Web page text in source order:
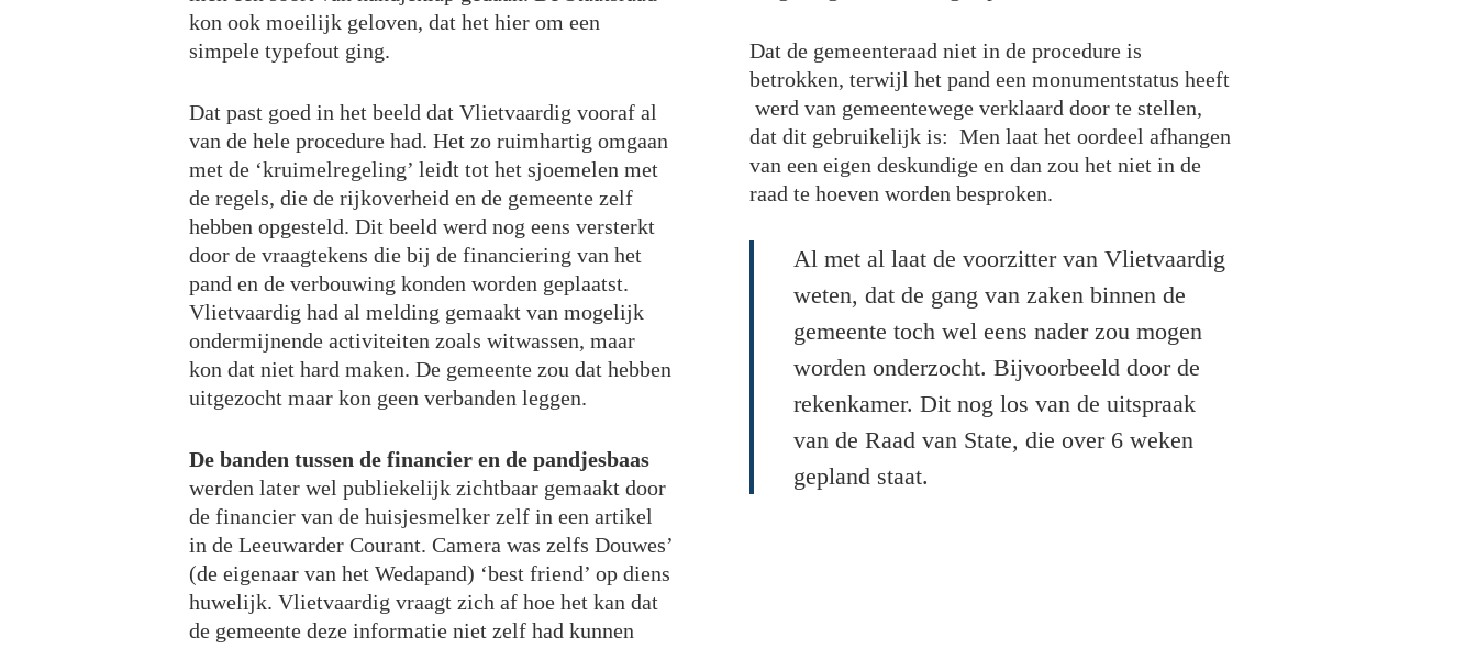
kon ook moeilijk geloven, dat het hier om een
simpele typefout ging.
Dat past goed in het beeld dat Vlietvaardig vooraf al
van de hele procedure had. Het zo ruimhartig omgaan
met de ‘kruimelregeling’ leidt tot het sjoemelen met
de regels, die de rijkoverheid en de gemeente zelf
hebben opgesteld. Dit beeld werd nog eens versterkt
door de vraagtekens die bij de financiering van het
pand en de verbouwing konden worden geplaatst.
Vlietvaardig had al melding gemaakt van mogelijk
ondermijnende activiteiten zoals witwassen, maar
kon dat niet hard maken. De gemeente zou dat hebben
uitgezocht maar kon geen verbanden leggen.
De banden tussen de financier en de pandjesbaas
werden later wel publiekelijk zichtbaar gemaakt door
de financier van de huisjesmelker zelf in een artikel
in de Leeuwarder Courant. Camera was zelfs Douwes’
(de eigenaar van het Wedapand) ‘best friend’ op diens
huwelijk. Vlietvaardig vraagt zich af hoe het kan dat
de gemeente deze informatie niet zelf had kunnen
Dat de gemeenteraad niet in de procedure is
betrokken, terwijl het pand een monumentstatus heeft
werd van gemeentewege verklaard door te stellen,
dat dit gebruikelijk is: Men laat het oordeel afhangen
van een eigen deskundige en dan zou het niet in de
raad te hoeven worden besproken.
Al met al laat de voorzitter van Vlietvaardig
weten, dat de gang van zaken binnen de
gemeente toch wel eens nader zou mogen
worden onderzocht. Bijvoorbeeld door de
rekenkamer. Dit nog los van de uitspraak
van de Raad van State, die over 6 weken
gepland staat.